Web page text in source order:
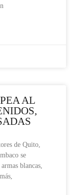
AL
de Quito,
se
blancas,